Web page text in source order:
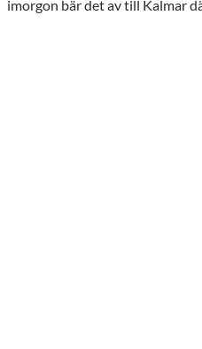
imorgon bär det av till Kalmar